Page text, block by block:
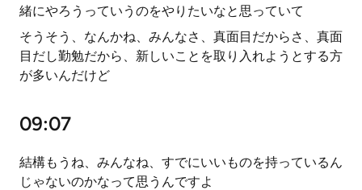
緒にやろうっていうのをやりたいなと思っていて
そうそう、なんかね、みんなさ、真面目だからさ、真面
目だし勤勉だから、新しいことを取り入れようとする方
が多いんだけど
09:07
結構もうね、みんなね、すでにいいものを持っているん
じゃないのかなって思うんですよ